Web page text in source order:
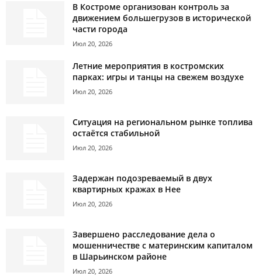
В Костроме организован контроль за
движением большегрузов в исторической
части города
Июл 20, 2026
Летние мероприятия в костромских
парках: игры и танцы на свежем воздухе
Июл 20, 2026
Ситуация на региональном рынке топлива
остаётся стабильной
Июл 20, 2026
Задержан подозреваемый в двух
квартирных кражах в Нее
Июл 20, 2026
Завершено расследование дела о
мошенничестве с материнским капиталом
в Шарьинском районе
Июл 20, 2026